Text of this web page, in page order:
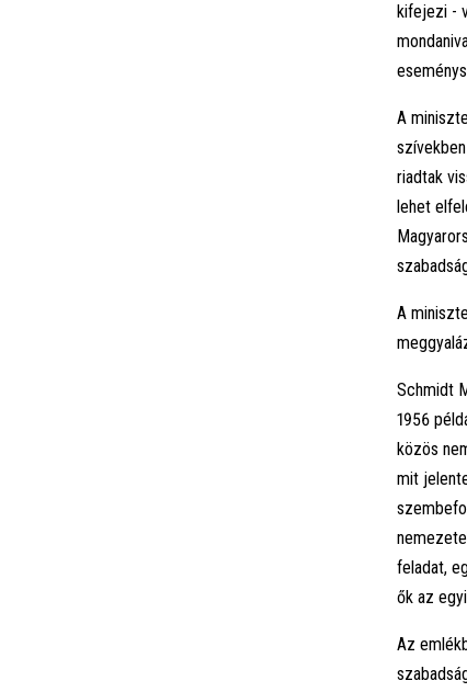
kifejezi -
A
riadtak
lehet
A
Schmidt
1956
közös
mit
feladat,
ők az
Az